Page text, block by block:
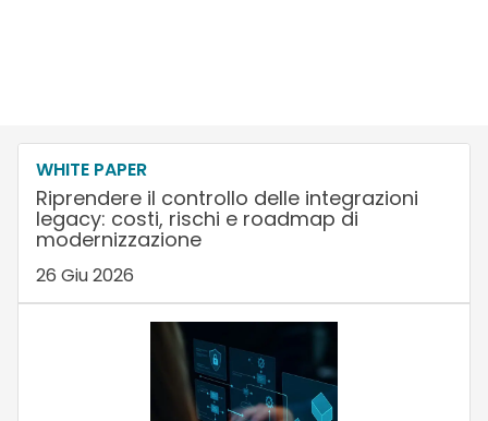
WHITE PAPER
Riprendere il controllo delle integrazioni
legacy: costi, rischi e roadmap di
modernizzazione
26 Giu 2026